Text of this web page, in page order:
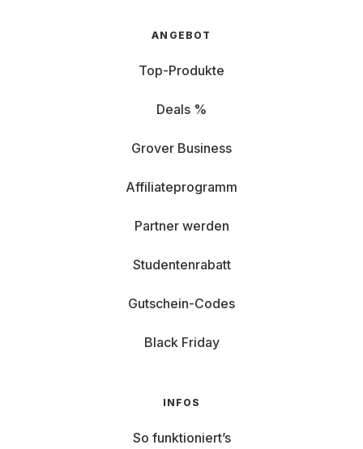
ANGEBOT
Top-Produkte
Deals %
Grover Business
Affiliateprogramm
Partner werden
Studentenrabatt
Gutschein-Codes
Black Friday
INFOS
So funktioniert’s